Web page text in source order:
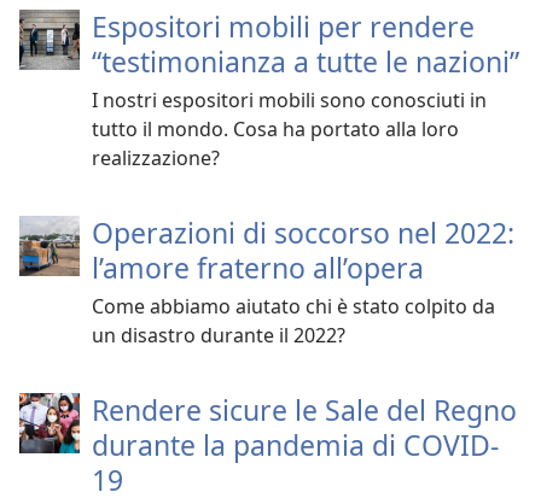
Espositori mobili per rendere
“testimonianza a tutte le nazioni”
I nostri espositori mobili sono conosciuti in
tutto il mondo. Cosa ha portato alla loro
realizzazione?
Operazioni di soccorso nel 2022:
l’amore fraterno all’opera
Come abbiamo aiutato chi è stato colpito da
un disastro durante il 2022?
Rendere sicure le Sale del Regno
durante la pandemia di COVID-
19